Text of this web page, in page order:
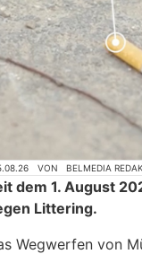
VON BELMEDIA
dem 1. August
Littering.
Wegwerfen von